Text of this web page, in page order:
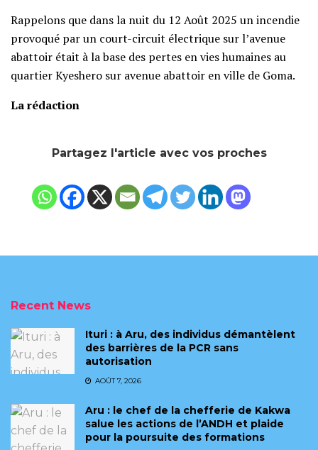
Rappelons que dans la nuit du 12 Août 2025 un incendie
provoqué par un court-circuit électrique sur l’avenue
abattoir était à la base des pertes en vies humaines au
quartier Kyeshero sur avenue abattoir en ville de Goma.
La rédaction
Partagez l'article avec vos proches
Recent News
Ituri : à Aru, des individus démantèlent
des barrières de la PCR sans
autorisation
AOÛT 7, 2026
Aru : le chef de la chefferie de Kakwa
salue les actions de l’ANDH et plaide
pour la poursuite des formations